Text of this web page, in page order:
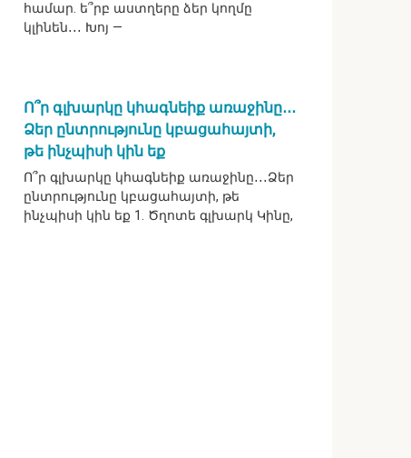
համար. ե՞րբ աստղերը ձեր կողմը
կլինեն․․․ Խոյ —
Ո՞ր գլխարկը կհագնեիք առաջինը․․․
Ձեր ընտրությունը կբացահայտի,
թե ինչպիսի կին եք
Ո՞ր գլխարկը կհագնեիք առաջինը․․․Ձեր
ընտրությունը կբացահայտի, թե
ինչպիսի կին եք 1. Ծղոտե գլխարկ Կինը,